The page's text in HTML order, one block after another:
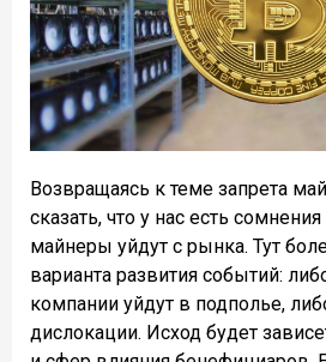
Возвращаясь к теме запрета
сказать, что у нас есть
майнеры уйдут с рынка. Тут
варианта развития событий:
компании уйдут в подполье,
дислокации. Исход будет